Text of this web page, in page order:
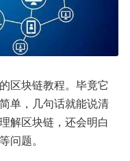
区块链教程。毕竟它
单，几句话就能说清
解区块链，还会明白
问题。